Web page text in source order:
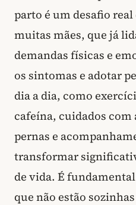
parto é um desafio
muitas mães, que já
demandas físicas e
os sintomas e adotar
dia a dia, como
cafeína, cuidados com
pernas e
transformar
de vida. É
que não estão